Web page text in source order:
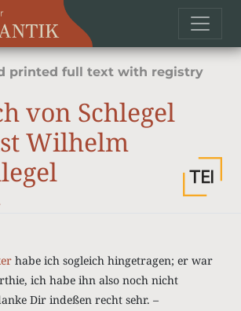
printed full text with registry
von Schlegel
Wilhelm
habe ich sogleich hingetragen; er war
ich habe ihn also noch nicht
Dir indeßen recht sehr. –